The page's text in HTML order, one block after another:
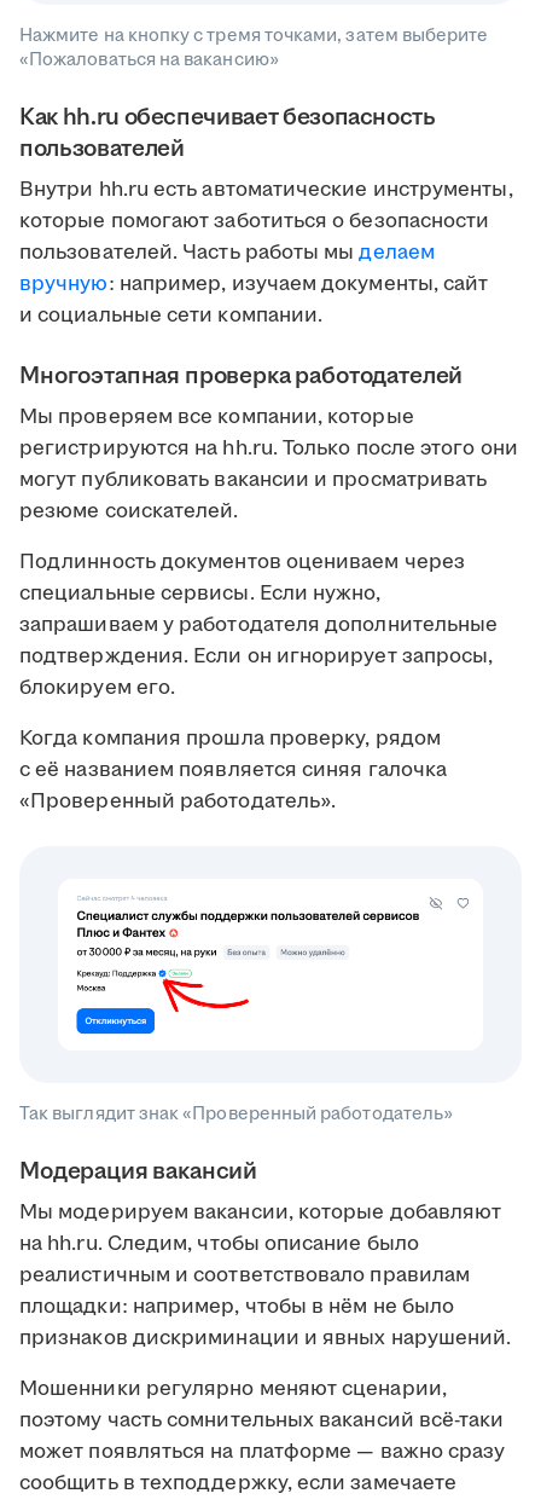
Нажмите на кнопку с тремя точками, затем выберите
«Пожаловаться на вакансию»
Как hh.ru обеспечивает безопасность
пользователей
Внутри hh.ru есть автоматические инструменты,
которые помогают заботиться о безопасности
пользователей. Часть работы мыделаем
вручную: например, изучаем документы, сайт
и социальные сети компании.
Многоэтапная проверка работодателей
Мы проверяем все компании, которые
регистрируются на hh.ru. Только после этого они
могут публиковать вакансии и просматривать
резюме соискателей.
Подлинность документов оцениваем через
специальные сервисы. Если нужно,
запрашиваем у работодателя дополнительные
подтверждения. Если он игнорирует запросы,
блокируем его.
Когда компания прошла проверку, рядом
с её названием появляется синяя галочка
«Проверенный работодатель».
Так выглядит знак «Проверенный работодатель»
Модерация вакансий
Мы модерируем вакансии, которые добавляют
на hh.ru. Следим, чтобы описание было
реалистичным и соответствовало правилам
площадки: например, чтобы в нём не было
признаков дискриминации и явных нарушений.
Мошенники регулярно меняют сценарии,
поэтому часть сомнительных вакансий всё-таки
может появляться на платформе — важно сразу
сообщить в техподдержку, если замечаете